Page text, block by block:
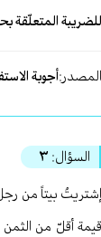
المتعلّقة
أجوبة
السؤال: ٣
بیتاً من
أقلّ من الثمن